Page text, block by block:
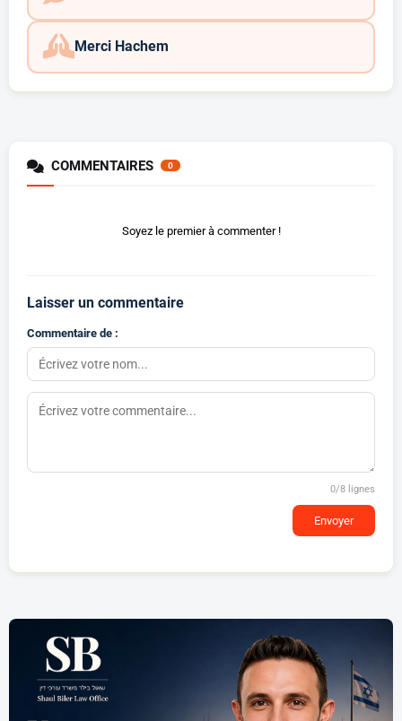
Merci Hachem
COMMENTAIRES 0
Soyez le premier à commenter !
Laisser un commentaire
Commentaire de :
0/8 lignes
Envoyer